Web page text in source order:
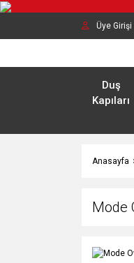
Üye Girişi
Duş
Kapıları
Anasayfa
Mode